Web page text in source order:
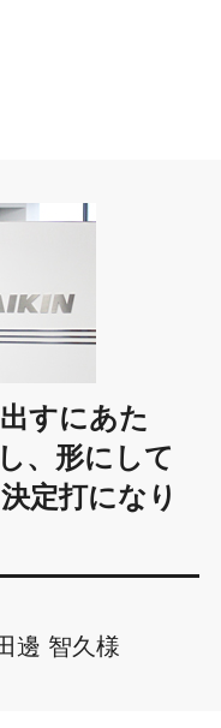
すにあた
、形にして
定打になり
邊 智久様